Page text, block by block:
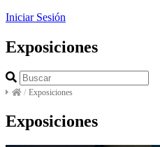
Iniciar Sesión
Exposiciones
/ Exposiciones
Exposiciones